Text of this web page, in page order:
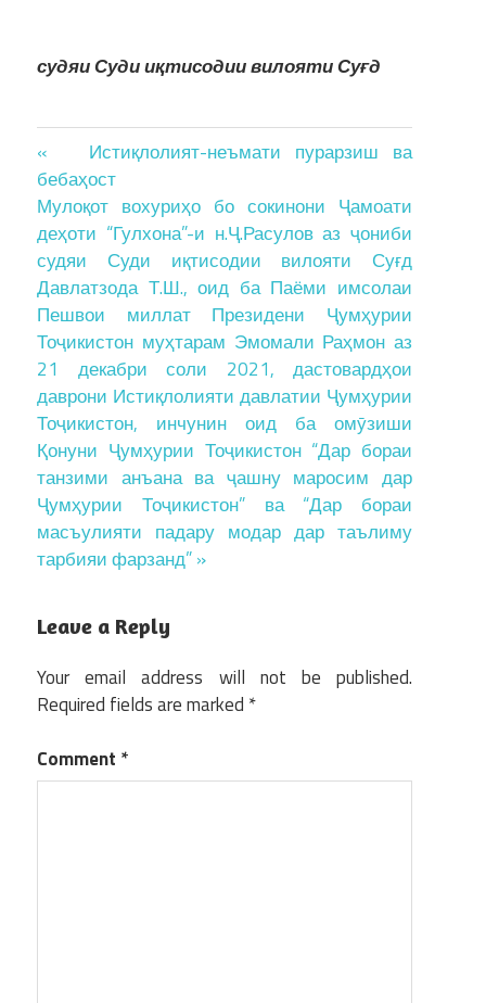
судяи Суди иқтисодии вилояти Суғд
Post
navigation
« Истиқлолият-неъмати пурарзиш ва
бебаҳост
Мулоқот вохуриҳо бо сокинони Ҷамоати
деҳоти “Гулхона”-и н.Ҷ.Расулов аз ҷониби
судяи Суди иқтисодии вилояти Суғд
Давлатзода Т.Ш., оид ба Паёми имсолаи
Пешвои миллат Президени Ҷумҳурии
Тоҷикистон муҳтарам Эмомали Раҳмон аз
21 декабри соли 2021, дастовардҳои
даврони Истиқлолияти давлатии Ҷумҳурии
Тоҷикистон, инчунин оид ба омӯзиши
Қонуни Ҷумҳурии Тоҷикистон “Дар бораи
танзими анъана ва ҷашну маросим дар
Ҷумҳурии Тоҷикистон” ва “Дар бораи
масъулияти падару модар дар таълиму
тарбияи фарзанд” »
Leave a Reply
Your email address will not be published.
Required fields are marked *
Comment *